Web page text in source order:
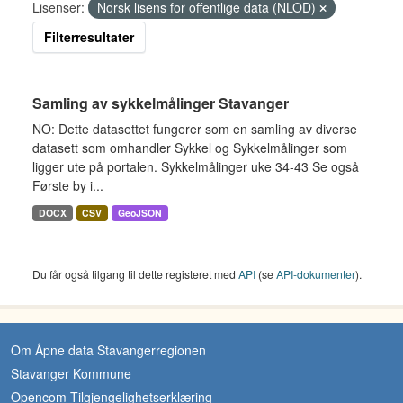
Lisenser:
Norsk lisens for offentlige data (NLOD)
Filterresultater
Samling av sykkelmålinger Stavanger
NO: Dette datasettet fungerer som en samling av diverse
datasett som omhandler Sykkel og Sykkelmålinger som
ligger ute på portalen. Sykkelmålinger uke 34-43 Se også
Første by i...
DOCX CSV GeoJSON
Du får også tilgang til dette registeret med API (seAPI-dokumenter).
Om Åpne data Stavangerregionen
Stavanger Kommune
Opencom Tilgjengelighetserklæring